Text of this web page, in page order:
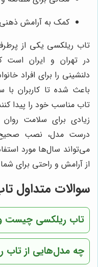
کمک به آرامش
تاب ریلکسی یکی از
در تهران و ایران
دلنشینی را برای افراد
باعث شده تا کاربران با
تاب مناسب خود را پیدا
زیادی برای سلامت روان
درست مدل، نصب
می‌تواند سال‌ها مورد
از آرامش و راحتی برای شما
سوالات متداول
تاب ریلکسی چیست و
چه مدل‌هایی از تاب